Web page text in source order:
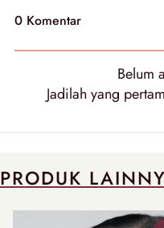
0 Komentar
Belum
Jadilah yang
PRODUK